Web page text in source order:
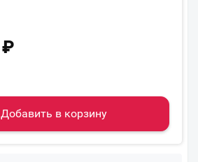
₽
Добавить в корзину